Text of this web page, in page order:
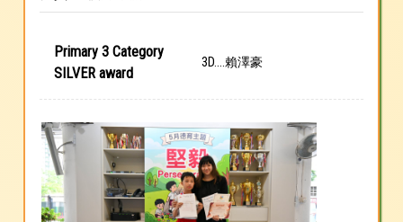
Primary 3 Category
SILVER award
3D....賴澤豪